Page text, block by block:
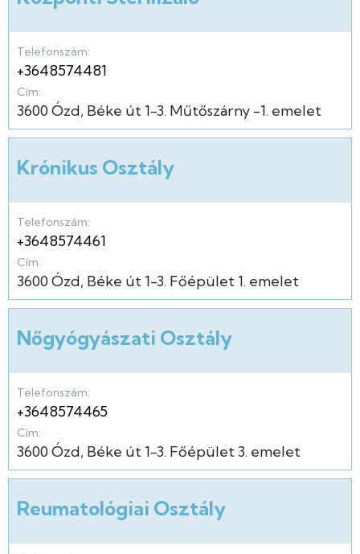
Telefonszám:
+3648574481
Cím:
3600Ózd Béke út 1-3. Műtőszárny -1. emelet
Krónikus Osztály
Telefonszám:
+3648574461
Cím:
3600Ózd Béke út 1-3. Főépület 1. emelet
Nőgyógyászati Osztály
Telefonszám:
+3648574465
Cím:
3600Ózd Béke út 1-3. Főépület3. emelet
Reumatológiai Osztály